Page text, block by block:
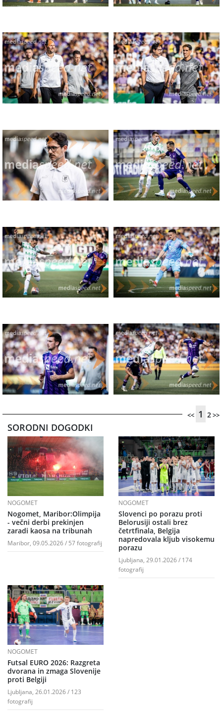
<< 1 2>>
SORODNI DOGODKI
NOGOMET
Nogomet, Maribor:Olimpija
- večni derbi prekinjen
zaradi kaosa na tribunah
Maribor, 09.05.2026 / 57 fotografij
NOGOMET
Slovenci po porazu proti
Belorusiji ostali brez
četrtfinala, Belgija
napredovala kljub visokemu
porazu
Ljubljana, 29.01.2026 / 174
fotografij
NOGOMET
Futsal EURO 2026: Razgreta
dvorana in zmaga Slovenije
proti Belgiji
Ljubljana, 26.01.2026 / 123
fotografij